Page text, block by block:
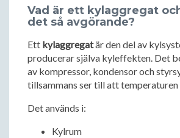
Vad är ett kylaggregat
det så avgörande?
Ett kylaggregatär den del av
producerar själva kyleffekten. Det
av kompressor, kondensor och
tillsammans ser till att temperaturen
Det används i:
Kylrum